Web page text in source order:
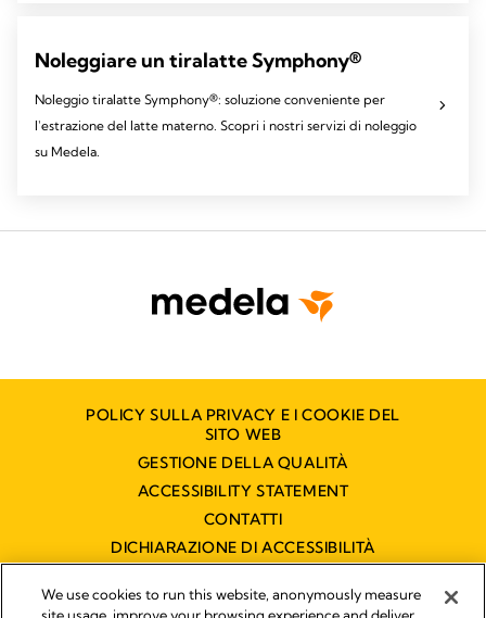
Noleggiare un tiralatte Symphony®
Noleggio tiralatte Symphony®: soluzione conveniente per
l'estrazione del latte materno. Scopri i nostri servizi di noleggio
su Medela.
POLICY SULLA PRIVACY E I COOKIE DEL
SITO WEB
GESTIONE DELLA QUALITÀ
ACCESSIBILITY STATEMENT
CONTATTI
DICHIARAZIONE DI ACCESSIBILITÀ
We use cookies to run this website, anonymously measure